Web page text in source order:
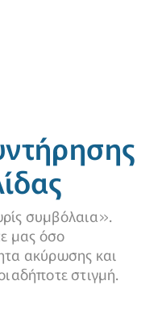
συμβόλαια».
μας όσο
ακύρωσης και
στιγμή.